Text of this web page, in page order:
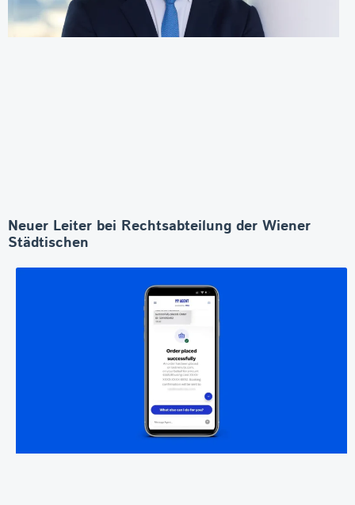
Neuer Leiter bei Rechtsabteilung der Wiener
Städtischen